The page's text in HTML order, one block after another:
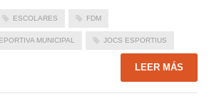
ESCOLARES FDM
MUNICIPAL JOCS ESPORTIUS
LEER MÁS